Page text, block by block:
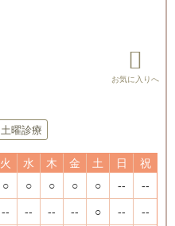
土曜診療
火 水 木 金 土 日
祝
○ ○ ○ ○ ○ -- --
-- -- -- -- ○ -- --